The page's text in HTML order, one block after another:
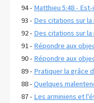
94 - Matthieu 5:48 -
93 - Des citations sur
92 - Des citations sur
91 - Répondre aux
90 - Répondre aux
89 - Pratiquer la grâce
88 -Quelques
87 - Les arminiens et